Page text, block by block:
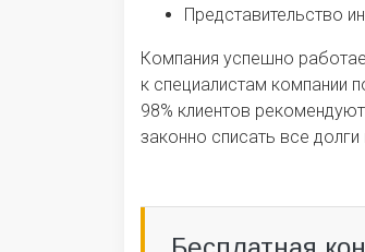
Представительство
Компания успешно
к специалистам компании
98% клиентов
законно списать все